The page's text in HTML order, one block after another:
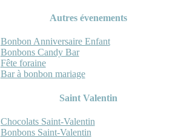
Autres évenements
Bonbon Anniversaire Enfant
Bonbons Candy Bar
Fête foraine
Bar à bonbon mariage
Saint Valentin
Chocolats Saint-Valentin
Bonbons Saint-Valentin